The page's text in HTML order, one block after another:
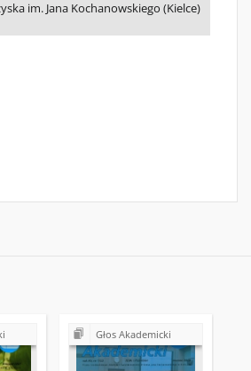
im. Jana Kochanowskiego (Kielce)
Głos Akademicki